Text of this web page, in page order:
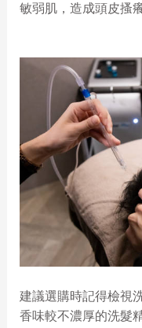
敏弱肌，造成頭皮搔
建議選購時記得檢視
香味較不濃厚的洗髮